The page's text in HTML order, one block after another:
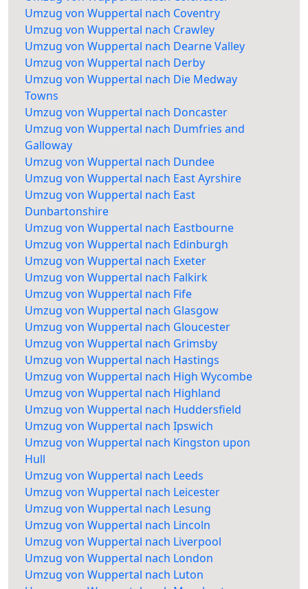
Umzug von Wuppertal nach Coventry
Umzug von Wuppertal nach Crawley
Umzug von Wuppertal nach Dearne Valley
Umzug von Wuppertal nach Derby
Umzug von Wuppertal nach Die Medway
Towns
Umzug von Wuppertal nach Doncaster
Umzug von Wuppertal nach Dumfries and
Galloway
Umzug von Wuppertal nach Dundee
Umzug von Wuppertal nach East Ayrshire
Umzug von Wuppertal nach East
Dunbartonshire
Umzug von Wuppertal nach Eastbourne
Umzug von Wuppertal nach Edinburgh
Umzug von Wuppertal nach Exeter
Umzug von Wuppertal nach Falkirk
Umzug von Wuppertal nach Fife
Umzug von Wuppertal nach Glasgow
Umzug von Wuppertal nach Gloucester
Umzug von Wuppertal nach Grimsby
Umzug von Wuppertal nach Hastings
Umzug von Wuppertal nach High Wycombe
Umzug von Wuppertal nach Highland
Umzug von Wuppertal nach Huddersfield
Umzug von Wuppertal nach Ipswich
Umzug von Wuppertal nach Kingston upon
Hull
Umzug von Wuppertal nach Leeds
Umzug von Wuppertal nach Leicester
Umzug von Wuppertal nach Lesung
Umzug von Wuppertal nach Lincoln
Umzug von Wuppertal nach Liverpool
Umzug von Wuppertal nach London
Umzug von Wuppertal nach Luton